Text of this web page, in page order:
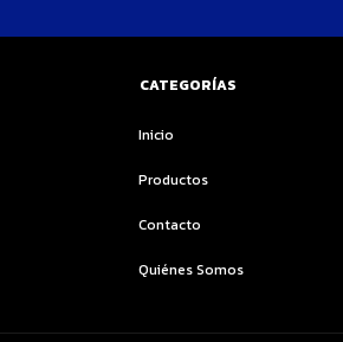
CATEGORÍAS
Inicio
Productos
Contacto
Quiénes Somos